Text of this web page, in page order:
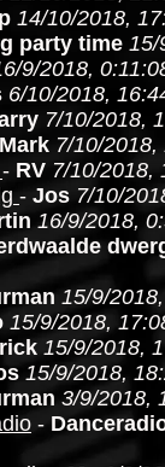
14/10/2018,
party time 15/
9/2018,
6/10/2018,
7/10/2018,
Mark 7/10/2018,
- RV 7/10/2018,
- Jos 7/10/
16/9/2018,
15/9/
15/9/2018,
15/9/2018,
15/9/2018,
3/9/2018,
-